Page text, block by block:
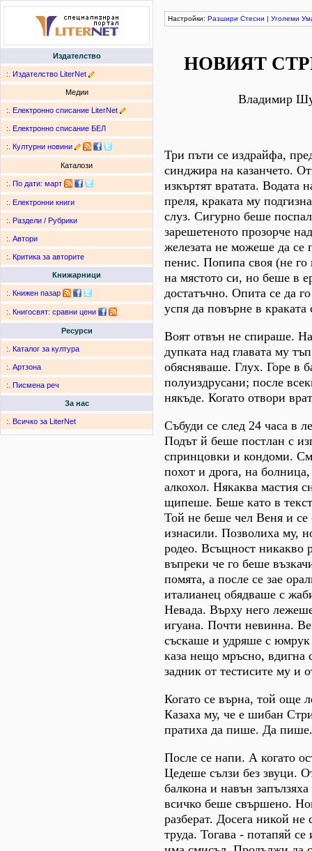
Издателство
:. Издателство LiterNet
Медии
:. Електронно списание LiterNet
:. Електронно списание БЕЛ
:. Културни новини
Каталози
:. По дати: март
:. Електронни книги
:. Раздели / Рубрики
:. Автори
:. Критика за авторите
Книжарници
:. Книжен пазар
:. Книгосвят: сравни цени
Ресурси
:. Каталог за култура
:. Артзона
:. Писмена реч
За нас
:. Всичко за LiterNet
Настройки: Разшири Стесни | Уголеми
НОВИЯТ
Владимир
Три пъти се издрайфа,
синджира на казанчето.
изкъртят вратата. Водата
преля, краката му
слуз. Сигурно беше
зарешетеното прозорче
железата не можеше да се
пенис. Попипа своя (не
на мястото си, но беше в
достатъчно. Опита се да
успя да повърне в краката
Воят отвън не спираше.
дупката над главата му
обясняваше. Глух. Горе в
полуиздрусани; после
някъде. Когато отвори
Събуди се след 24 часа в
Подът й беше постлан с
спринцовки и кондоми.
похот и дрога, на
алкохол. Някаква мастия
щипеше. Беше като в
Той не беше чел Веня и се
изнасили. Позволиха му,
родео. Всъщност никакво
въпреки че го беше
помята, а после се зае
италианец обядваше с
Невада. Върху него
игуана. Почти невинна.
съскаше и удряше с юмрук
каза нещо мръсно, вдигна
задник от тестисите му и
Когато се върна, той още
Казаха му, че е шибан
пратиха да пише. Да
После се напи. А когато
Цедеше сълзи без звуци.
балкона и навън
всичко беше свършено.
разберат. Досега никой не
труда. Тогава - потапяй